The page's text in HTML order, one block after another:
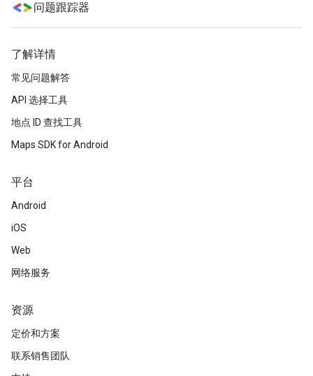
问题跟踪器
了解详情
常见问题解答
API 选择工具
地点 ID 查找工具
Maps SDK for Android
平台
Android
iOS
Web
网络服务
资源
定价和方案
联系销售团队